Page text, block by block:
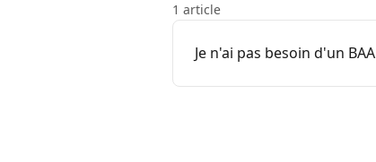
1 article
Je n'ai pas besoin d'un BAA